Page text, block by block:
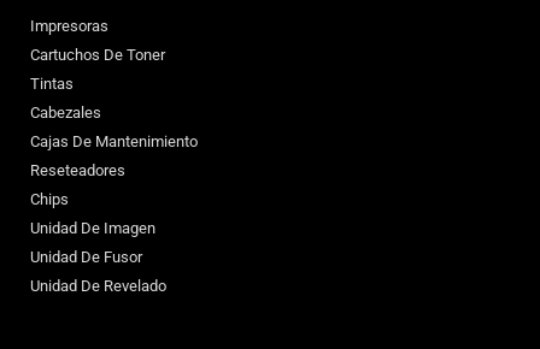
Impresoras
Cartuchos De Toner
Tintas
Cabezales
Cajas De Mantenimiento
Reseteadores
Chips
Unidad De Imagen
Unidad De Fusor
Unidad De Revelado